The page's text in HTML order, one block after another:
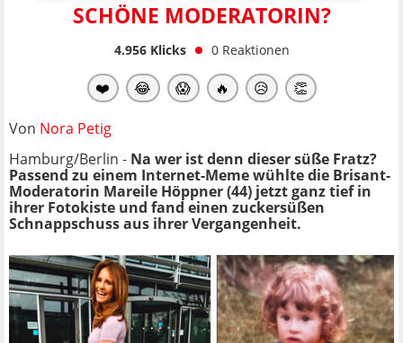
SCHÖNE MODERATORIN?
4.956Klicks 0 Reaktionen
❤️ 😂 😱 🔥 😥 👏
Von Nora Petig
Hamburg/Berlin - Na wer ist denn dieser süße Fratz?
Passend zu einem Internet-Meme wühlte die Brisant-
Moderatorin Mareile Höppner (44) jetzt ganz tief in
ihrer Fotokiste und fand einen zuckersüßen
Schnappschuss aus ihrer Vergangenheit.